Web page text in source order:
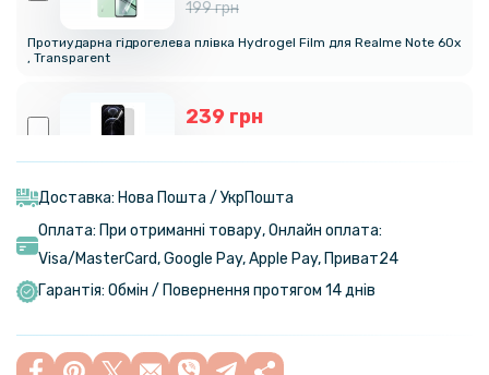
199 грн
Протиударна гідрогелева плівка Hydrogel Film для Realme Note 60x​
, Transparent
239 грн
159 грн
199 грн
Протиударна гідрогелева плівка Hydrogel Film для Realme Note 60x​​
Доставка: Нова Пошта / УкрПошта
Оплата: При отриманні товару, Онлайн оплата:
Visa/MasterСard, Google Pay, Apple Pay, Приват24
Гарантія: Обмін / Повернення протягом 14 днів